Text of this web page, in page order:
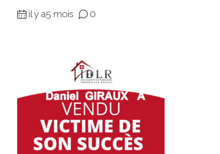
il y a5 mois 0